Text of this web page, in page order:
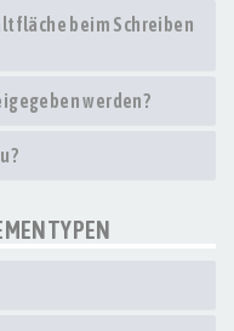
beim Schreiben
werden?